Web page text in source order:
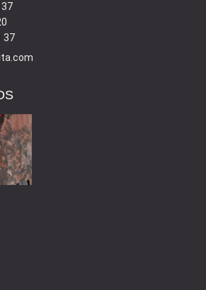
37